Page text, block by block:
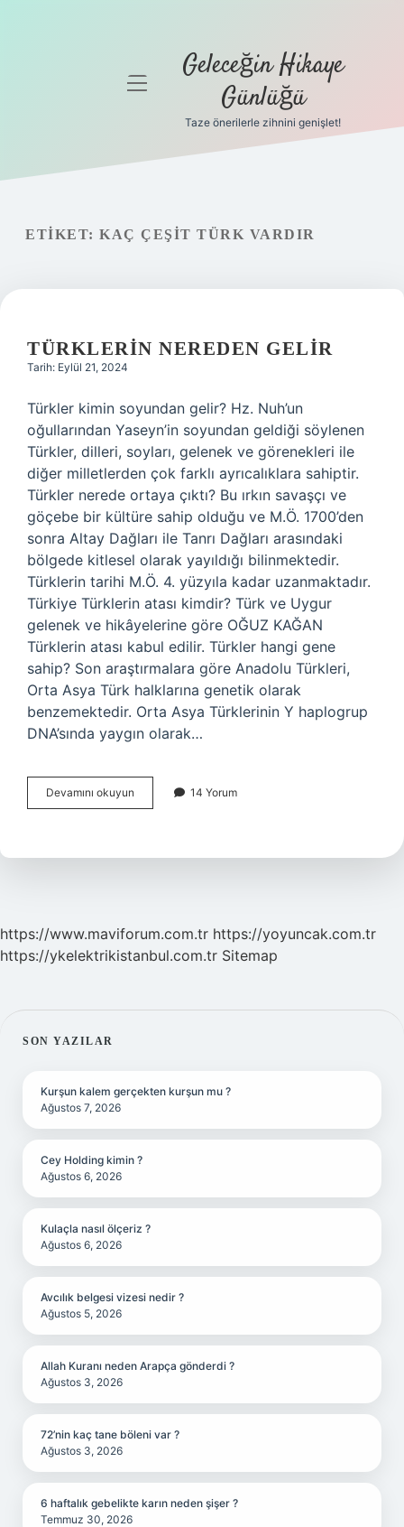
Gizlilik
Yasal Uyarı
Hakkımızda
menüyü Geleceğin Hikaye
Günlüğü
Taze önerilerle zihnini genişlet!
ETIKET: KAÇ ÇEŞIT TÜRK VARDIR
TÜRKLERIN NEREDEN GELIR
Tarih: Eylül 21, 2024
Türkler kimin soyundan gelir? Hz. Nuh’un
oğullarından Yaseyn’in soyundan geldiği söylenen
Türkler, dilleri, soyları, gelenek ve görenekleri ile
diğer milletlerden çok farklı ayrıcalıklara sahiptir.
Türkler nerede ortaya çıktı? Bu ırkın savaşçı ve
göçebe bir kültüre sahip olduğu ve M.Ö. 1700’den
sonra Altay Dağları ile Tanrı Dağları arasındaki
bölgede kitlesel olarak yayıldığı bilinmektedir.
Türklerin tarihi M.Ö. 4. yüzyıla kadar uzanmaktadır.
Türkiye Türklerin atası kimdir? Türk ve Uygur
gelenek ve hikâyelerine göre OĞUZ KAĞAN
Türklerin atası kabul edilir. Türkler hangi gene
sahip? Son araştırmalara göre Anadolu Türkleri,
Orta Asya Türk halklarına genetik olarak
benzemektedir. Orta Asya Türklerinin Y haplogrup
DNA’sında yaygın olarak…
Devamını okuyun Türklerin
Nereden
14 Yorum
https://www.maviforum.com.tr https://yoyuncak.com.tr
https://ykelektrikistanbul.com.tr Sitemap
SIDEBAR
SON YAZILAR
Kurşun kalem gerçekten kurşun mu ?
Ağustos 7, 2026
Cey Holding kimin ?
Ağustos 6, 2026
Kulaçla nasıl ölçeriz ?
Ağustos 6, 2026
Avcılık belgesi vizesi nedir ?
Ağustos 5, 2026
Allah Kuranı neden Arapça gönderdi ?
Ağustos 3, 2026
72’nin kaç tane böleni var ?
Ağustos 3, 2026
6 haftalık gebelikte karın neden şişer ?
Temmuz 30, 2026